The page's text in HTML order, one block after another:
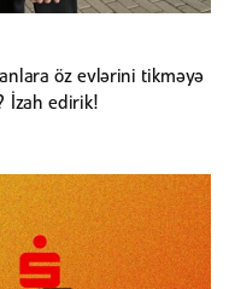
öz evlərini tikməyə
İzah edirik!